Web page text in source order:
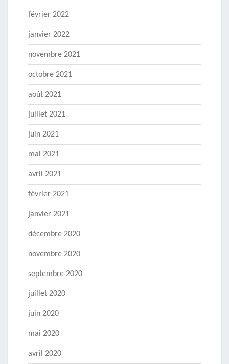
février 2022
janvier 2022
novembre 2021
octobre 2021
août 2021
juillet 2021
juin 2021
mai 2021
avril 2021
février 2021
janvier 2021
décembre 2020
novembre 2020
septembre 2020
juillet 2020
juin 2020
mai 2020
avril 2020